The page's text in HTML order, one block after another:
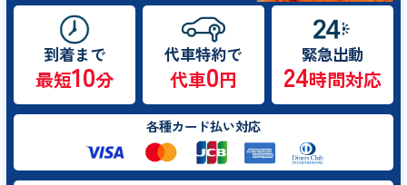
到着まで
最短10分
代車特約で
代車0円
緊急出動
24時間対応
各種カード払い対応